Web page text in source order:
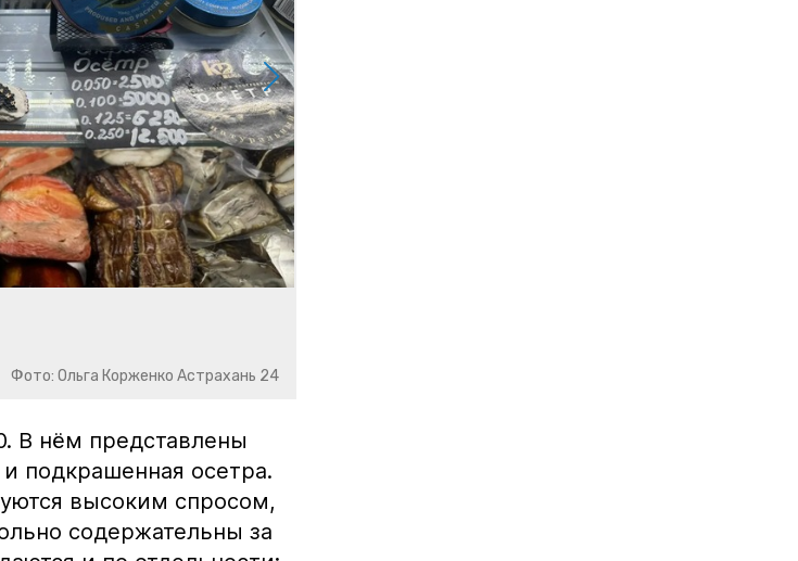
Фото: Ольга Корженко Астрахань 24
В нём представлены
подкрашенная осетра.
высоким спросом,
содержательны за